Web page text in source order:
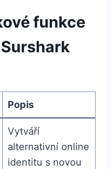
funkce
Popis
Vytváří
alternativní online
identitu s novou